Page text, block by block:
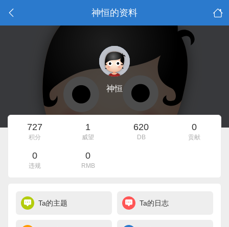
神恒的资料
神恒
727
积分
1
威望
620
DB
0
贡献
0
违规
0
RMB
Ta的主题 Ta的日志